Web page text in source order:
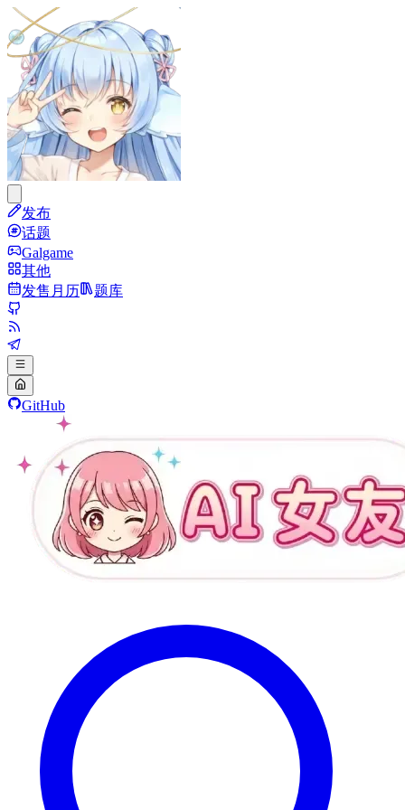
发布
话题
Galgame
其他
发售月历
题库
GitHub